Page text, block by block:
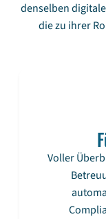
denselben
die zu ihrer
Voller